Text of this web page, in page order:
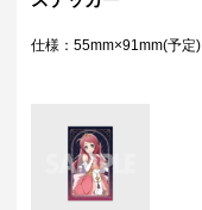
仕様：55mm×91mm(予定)